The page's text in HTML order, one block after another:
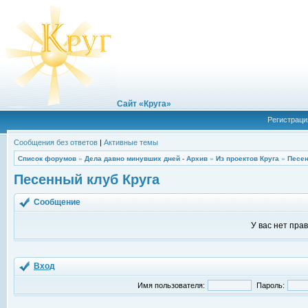
Сайт «Круга»
Сообщения без ответов | Активные темы
Список форумов » Дела давно минувших дней - Архив » Из проектов Круга »
Песенный клуб Круга
Сообщение
У вас нет
Вход
Имя пользователя: Пароль: